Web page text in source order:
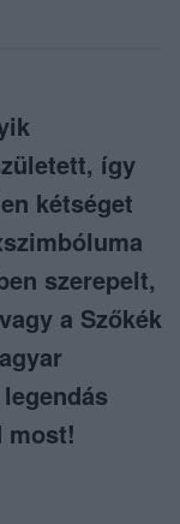
így
kétséget
szerepelt,
a Szőkék
most!